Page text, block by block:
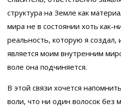
структура на Земле как
мира не в состоянии хоть как-
реальность, которую я создал,
является моим внутренним
воле она подчиняется.
В этой связи хочется
воли, что ни один волосок без